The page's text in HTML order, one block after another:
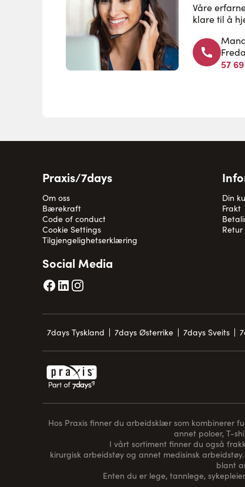
Våre
klare til å
57
Praxis/7days
Om oss
Bærekraft
Code of conduct
Cookie Settings
Tilgjengelighetserklæring
Din
Frakt
Retur
Social Media
7days Tyskland 7days Østerrike 7days Sveits
Hos Praxis finner du arbeidsklær som kombinerer
annet poloer, T-
I vårt sortiment finner du også
kirurgisk arbeidstøy og annet medisinsk
blant
Enten du er lege, tannlege,